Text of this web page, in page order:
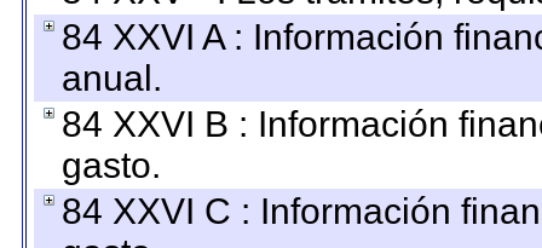
84 XXVI A : Información
anual.
84 XXVI B : Información
gasto.
84 XXVI C : Información